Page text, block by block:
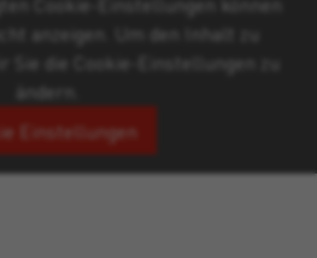
anzeigen. Um den Inhalt zu
Sie die Cookie-Einstellungen zu
ändern.
Einstellungen